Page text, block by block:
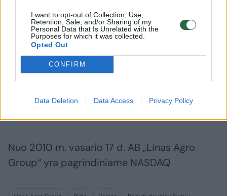
I want to opt-out of Collection, Use,
Retention, Sale, and/or Sharing of my
Personal Data that Is Unrelated with the
Purposes for which it was collected.
Opted Out
CONFIRM
Data Deletion Data Access Privacy Policy
AB „Linas Agro Group“ dar priklauso penkios
žemės ūkio bendrovės, įsikūrusios derlingose
Lietuvos vietovėse - Panevėžio rajono
Aukštadvario ŽŪB, Šakių rajono Lukšių ŽŪB,
Biržų rajono Medeikių ŽŪB, Sidabravo ŽŪB ir
Užupės ŽŪB. Jos užsiima pieno gamyba,
Nuo 2010 m. vasario 17 d. AB „Linas Agro
Group“ yra pagrindiniame NASDAQ